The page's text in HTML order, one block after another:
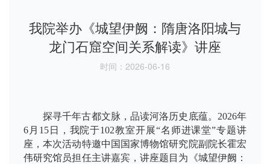
我院举办《城望伊阙：隋唐洛阳城与
龙门石窟空间关系解读》讲座
时间：2026-06-16
探寻千年古都文脉，品读河洛历史底蕴。2026年
6月15日，我院于102教室开展“名师进课堂”专题讲
座，本次活动特邀中国国家博物馆研究院副院长霍宏
伟研究馆员担任主讲嘉宾，讲座题目为《城望伊阙：